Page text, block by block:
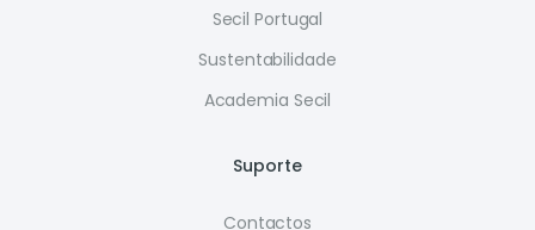
Secil Portugal
Sustentabilidade
Academia Secil
Suporte
Contactos